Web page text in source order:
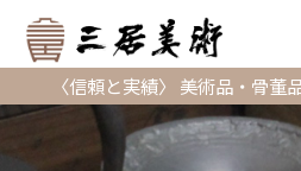
〈信頼と実績〉 美術品・骨董